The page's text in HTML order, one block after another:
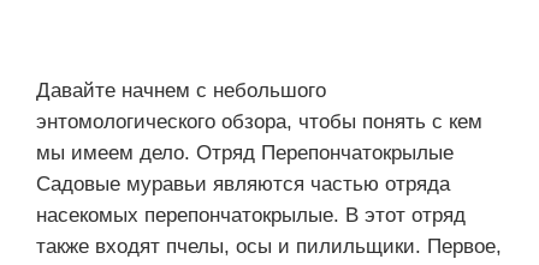
Давайте начнем с небольшого
энтомологического обзора, чтобы понять с кем
мы имеем дело. Отряд Перепончатокрылые
Садовые муравьи являются частью отряда
насекомых перепончатокрылые. В этот отряд
также входят пчелы, осы и пилильщики. Первое,